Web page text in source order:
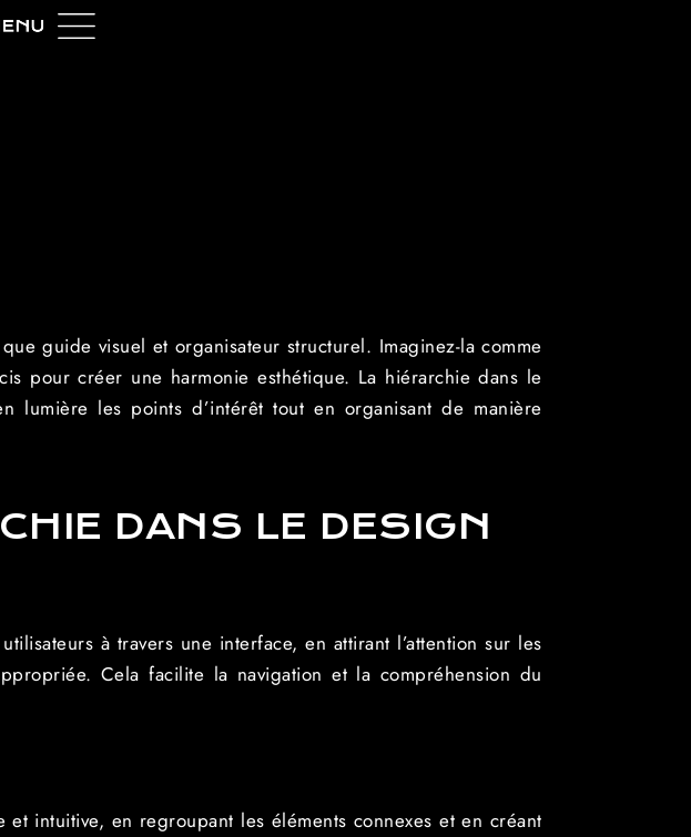
guide visuel et organisateur structurel. Imaginez-la comme
pour créer une harmonie esthétique. La hiérarchie dans le
lumière les points d’intérêt tout en organisant de manière
DANS LE DESIGN
à travers une interface, en attirant l’attention sur les
Cela facilite la navigation et la compréhension du
intuitive, en regroupant les éléments connexes et en créant